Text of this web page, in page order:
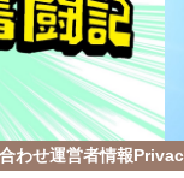
わせ運営者情報